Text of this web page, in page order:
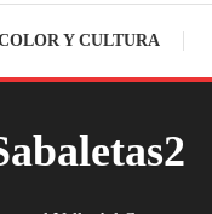
Y CULTURA